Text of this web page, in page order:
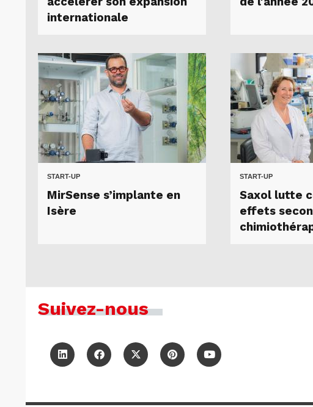
internationale
START-UP
MirSense s’implante en
Isère
START-UP
Saxol lutte
effets
Suivez-nous